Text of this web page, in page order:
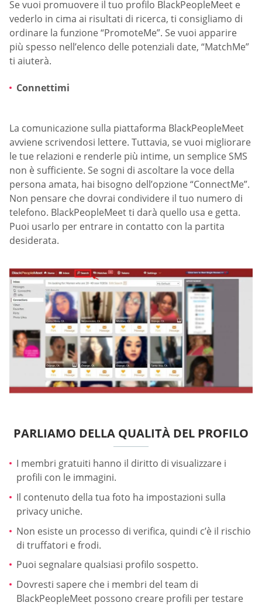
Se vuoi promuovere il tuo profilo BlackPeopleMeet e
vederlo in cima ai risultati di ricerca, ti consigliamo di
ordinare la funzione “PromoteMe”. Se vuoi apparire
più spesso nell’elenco delle potenziali date, “MatchMe”
ti aiuterà.
Connettimi
La comunicazione sulla piattaforma BlackPeopleMeet
avviene scrivendosi lettere. Tuttavia, se vuoi migliorare
le tue relazioni e renderle più intime, un semplice SMS
non è sufficiente. Se sogni di ascoltare la voce della
persona amata, hai bisogno dell’opzione “ConnectMe”.
Non pensare che dovrai condividere il tuo numero di
telefono. BlackPeopleMeet ti darà quello usa e getta.
Puoi usarlo per entrare in contatto con la partita
desiderata.
PARLIAMO DELLA QUALITÀ DEL PROFILO
I membri gratuiti hanno il diritto di visualizzare i
profili con le immagini.
Il contenuto della tua foto ha impostazioni sulla
privacy uniche.
Non esiste un processo di verifica, quindi c’è il rischio
di truffatori e frodi.
Puoi segnalare qualsiasi profilo sospetto.
Dovresti sapere che i membri del team di
BlackPeopleMeet possono creare profili per testare